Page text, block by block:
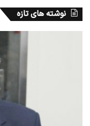
نوشته های تازه